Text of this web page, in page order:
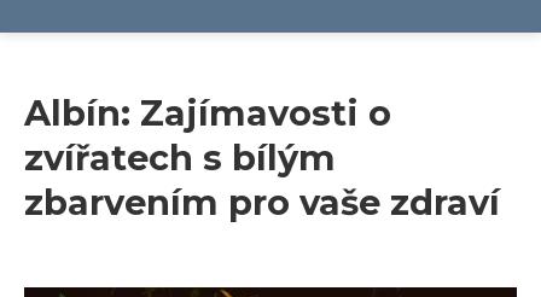
Albín: Zajímavosti o
zvířatech s bílým
zbarvením pro vaše zdraví